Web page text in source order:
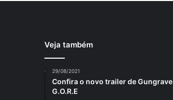
Veja também
29/08/2021
Confira o novo trailer de Gungrave
G.O.R.E